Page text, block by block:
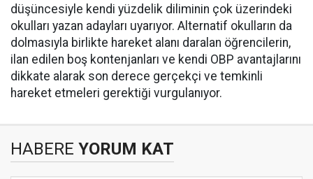
düşüncesiyle kendi yüzdelik diliminin çok üzerindeki
okulları yazan adayları uyarıyor. Alternatif okulların da
dolmasıyla birlikte hareket alanı daralan öğrencilerin,
ilan edilen boş kontenjanları ve kendi OBP avantajlarını
dikkate alarak son derece gerçekçi ve temkinli
hareket etmeleri gerektiği vurgulanıyor.
HABERE YORUM KAT